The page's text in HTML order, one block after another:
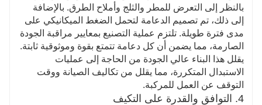
بالنظر إلى التعرض للمطر والثلج وأملاح الطرق. بالإضافة
إلى ذلك، تم تصميم الدعامة لتحمل الضغط الميكانيكي على
مدى فترة طويلة. تلتزم عملية التصنيع بمعايير مراقبة الجودة
الصارمة، مما يضمن أن كل دعامة تتمتع بقوة وموثوقية ثابتة.
يقلل هذا البناء عالي الجودة من الحاجة إلى عمليات
الاستبدال المتكررة، مما يقلل من تكاليف الصيانة ووقت
التوقف عن العمل للمركبة.
4. التوافق والقدرة على التكيف